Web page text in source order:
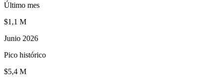
Último mes
$1,1 M
Junio 2026
Pico histórico
$5,4 M